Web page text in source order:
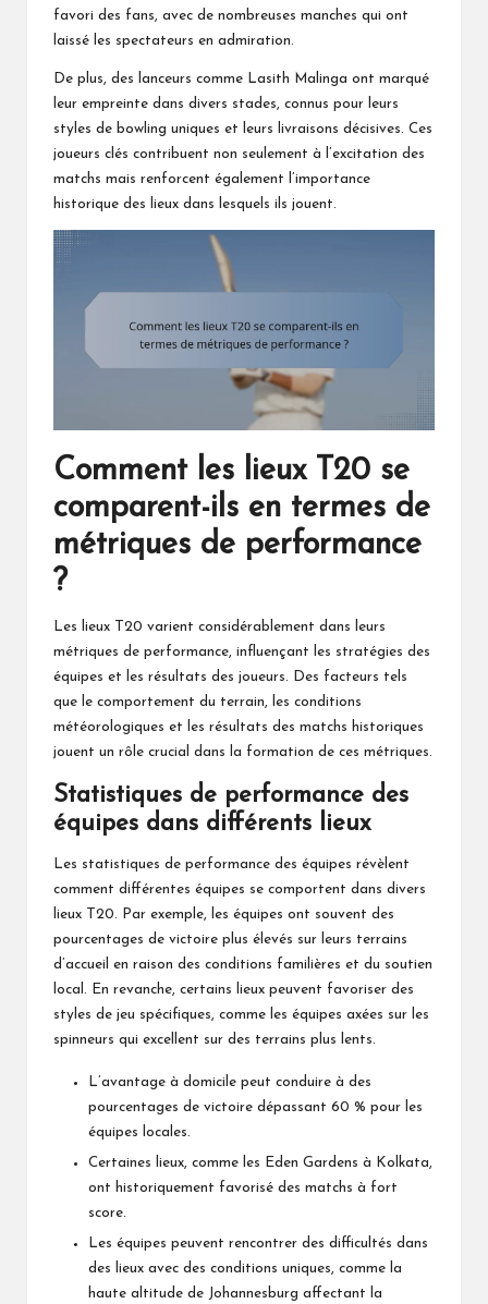
favori des fans, avec de nombreuses manches qui ont
laissé les spectateurs en admiration.
De plus, des lanceurs comme Lasith Malinga ont marqué
leur empreinte dans divers stades, connus pour leurs
styles de bowling uniques et leurs livraisons décisives. Ces
joueurs clés contribuent non seulement à l’excitation des
matchs mais renforcent également l’importance
historique des lieux dans lesquels ils jouent.
Comment les lieux T20 se
comparent-ils en termes de
métriques de performance
?
Les lieux T20 varient considérablement dans leurs
métriques de performance, influençant les stratégies des
équipes et les résultats des joueurs. Des facteurs tels
que le comportement du terrain, les conditions
météorologiques et les résultats des matchs historiques
jouent un rôle crucial dans la formation de ces métriques.
Statistiques de performance des
équipes dans différents lieux
Les statistiques de performance des équipes révèlent
comment différentes équipes se comportent dans divers
lieux T20. Par exemple, les équipes ont souvent des
pourcentages de victoire plus élevés sur leurs terrains
d’accueil en raison des conditions familières et du soutien
local. En revanche, certains lieux peuvent favoriser des
styles de jeu spécifiques, comme les équipes axées sur les
spinneurs qui excellent sur des terrains plus lents.
L’avantage à domicile peut conduire à des
pourcentages de victoire dépassant 60 % pour les
équipes locales.
Certaines lieux, comme les Eden Gardens à Kolkata,
ont historiquement favorisé des matchs à fort
score.
Les équipes peuvent rencontrer des difficultés dans
des lieux avec des conditions uniques, comme la
haute altitude de Johannesburg affectant la